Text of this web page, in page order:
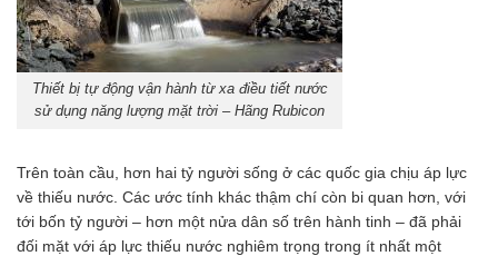
Thiết bị tự động vận hành từ xa điều tiết nước
sử dụng năng lượng mặt trời – Hãng Rubicon
Trên toàn cầu, hơn hai tỷ người sống ở các quốc gia chịu áp lực
về thiếu nước. Các ước tính khác thậm chí còn bi quan hơn, với
tới bốn tỷ người – hơn một nửa dân số trên hành tinh – đã phải
đối mặt với áp lực thiếu nước nghiêm trọng trong ít nhất một